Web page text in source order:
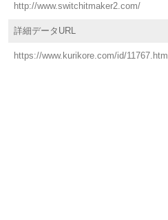
http://www.switchitmaker2.com/
詳細データURL
https://www.kurikore.com/id/11767.html